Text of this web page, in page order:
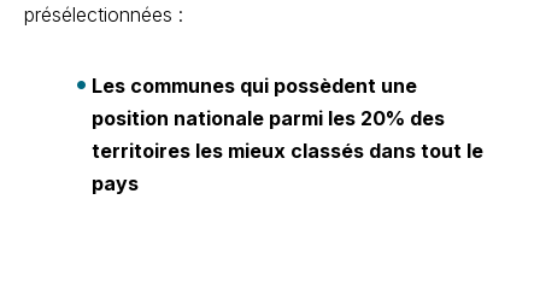
présélectionnées :
Les communes qui possèdent une
position nationale parmi les 20% des
territoires les mieux classés dans tout le
pays